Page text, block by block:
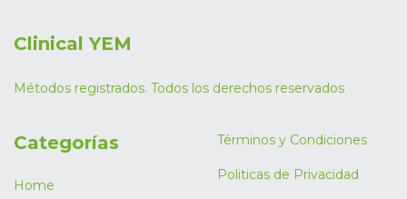
Clinical YEM
Métodos registrados. Todos los derechos reservados
Categorías
Home
Términos y Condiciones
Politicas de Privacidad